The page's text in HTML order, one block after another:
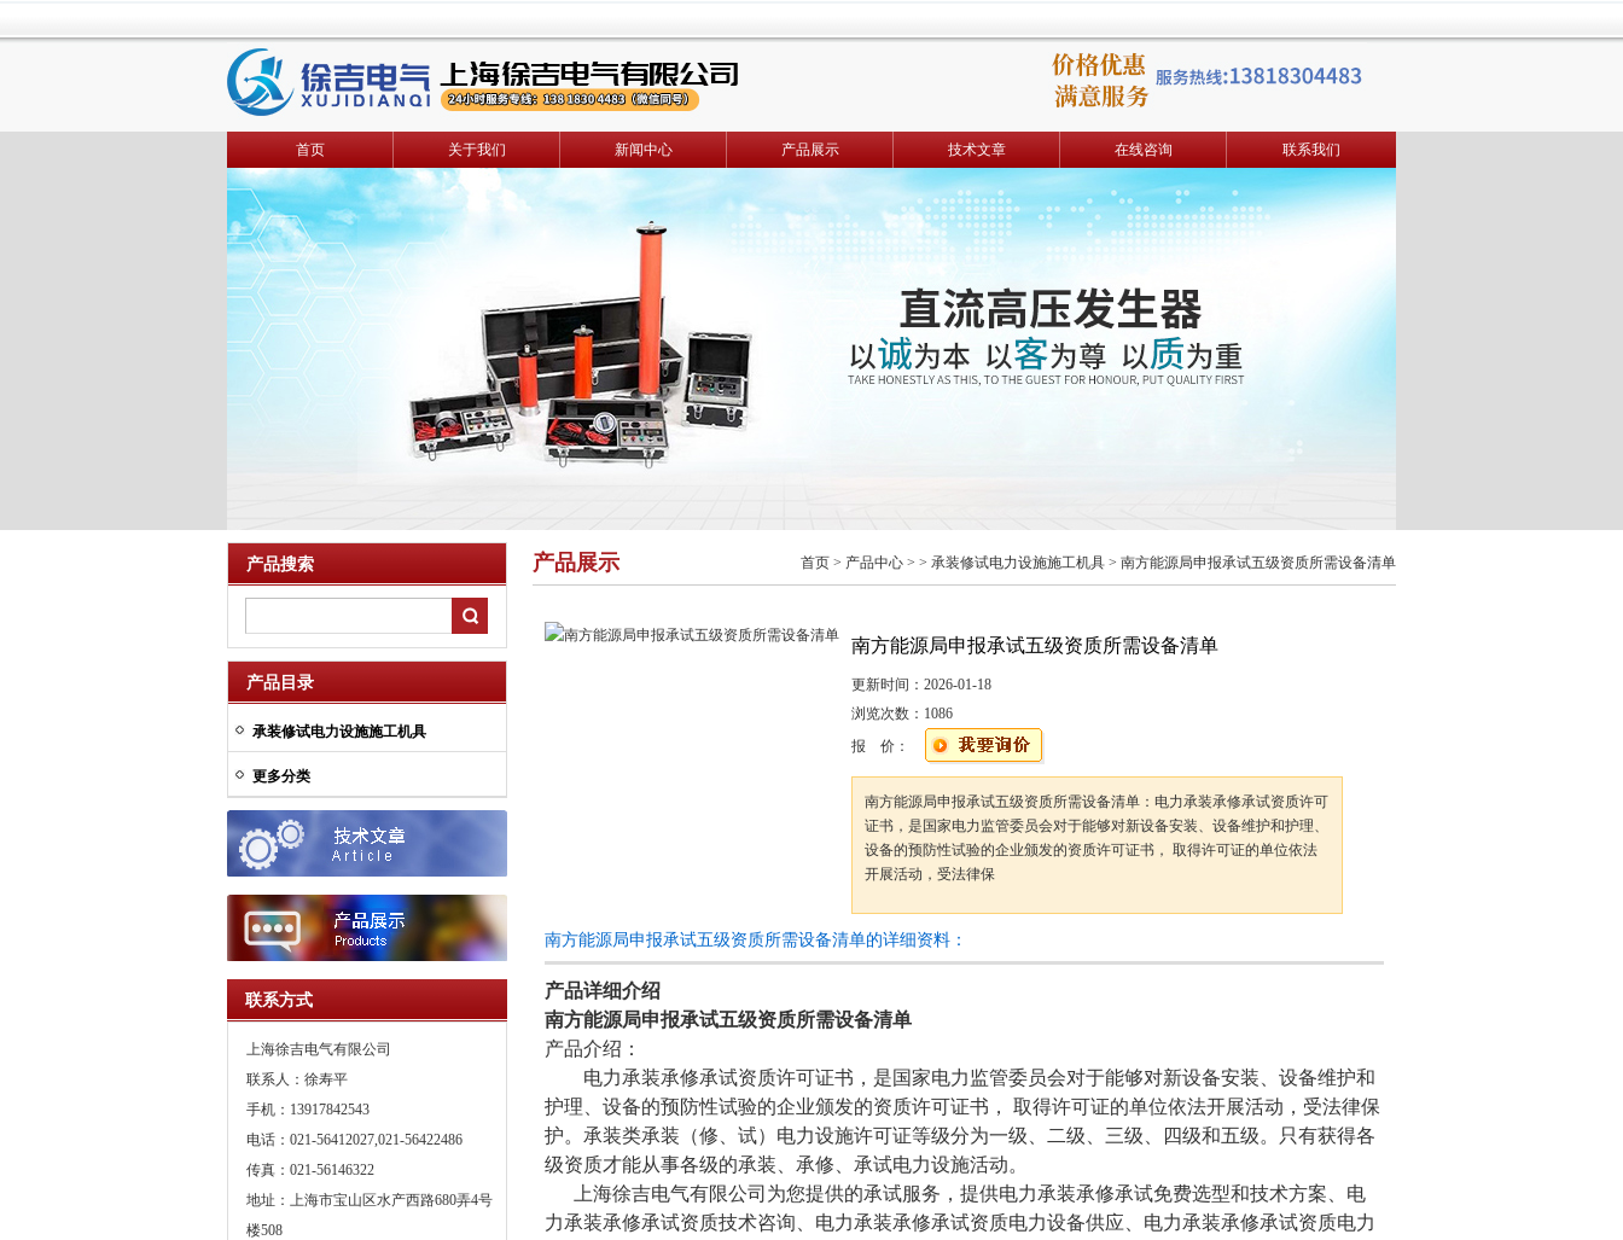
首页 关于我们 新闻中心 产品展示 技术文章 在线咨询 联系我们
产品搜索
产品目录
承装修试电力设施施工机具
更多分类
联系方式
上海徐吉电气有限公司
联系人：徐寿平
手机：13917842543
电话：021-56412027,021-56422486
传真：021-56146322
地址：上海市宝山区水产西路680弄4号
楼508
产品展示 首页 > 产品中心 > > 承装修试电力设施施工机具 > 南方能源局申报承试五级资质所需设备清单
南方能源局申报承试五级资质所需设备清单
更新时间： 2026-01-18
浏览次数： 1086
报 价：
南方能源局申报承试五级资质所需设备清单：电力承装承修承试资质许可
证书，是国家电力监管委员会对于能够对新设备安装、设备维护和护理、
设备的预防性试验的企业颁发的资质许可证书， 取得许可证的单位依法
开展活动，受法律保
南方能源局申报承试五级资质所需设备清单的详细资料：
产品详细介绍
南方能源局申报承试五级资质所需设备清单
产品介绍：
电力承装承修承试资质许可证书，是国家电力监管委员会对于能够对新设备安装、设备维护和
护理、设备的预防性试验的企业颁发的资质许可证书， 取得许可证的单位依法开展活动，受法律保
护。承装类承装（修、试）电力设施许可证等级分为一级、二级、三级、四级和五级。只有获得各
级资质才能从事各级的承装、承修、承试电力设施活动。
上海徐吉电气有限公司为您提供的承试服务，提供电力承装承修承试免费选型和技术方案、电
力承装承修承试资质技术咨询、电力承装承修承试资质电力设备供应、电力承装承修承试资质电力